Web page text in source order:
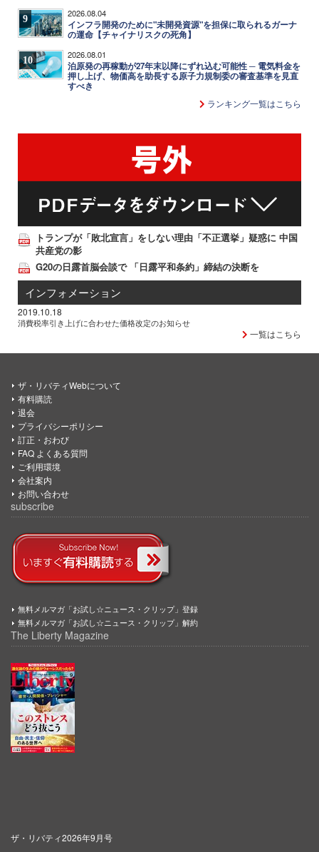
9 2026.08.04
インフラ開発のために"未開発資源"を担保に取られるガーナ
の運命【チャイナリスクの死角】
10 2026.08.01
泊原発の再稼動が27年末以降にずれ込む可能性 ─ 電気料金を
押し上げ、物価高を助長する原子力規制委の審査基準を見直
すべき
ランキング一覧はこちら
トランプが「敗北宣言」をしない理由「不正選挙」疑惑に 中国
共産党の影
G20の日露首脳会談で 「日露平和条約」締結の決断を
インフォメーション
2019.10.18
消費税率引き上げに合わせた価格改定のお知らせ
一覧はこちら
ザ・リバティWebについて
有料購読
退会
プライバシーポリシー
訂正・おわび
FAQ よくある質問
ご利用環境
会社案内
お問い合わせ
subscribe
無料メルマガ「お試し☆ニュース・クリップ」登録
無料メルマガ「お試し☆ニュース・クリップ」解約
The Liberty Magazine
ザ・リバティ2026年9月号